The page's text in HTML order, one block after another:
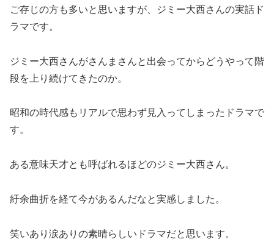
ご存じの方も多いと思いますが、ジミー大西さんの実話ド
ラマです。
ジミー大西さんがさんまさんと出会ってからどうやって階
段を上り続けてきたのか。
昭和の時代感もリアルで思わず見入ってしまったドラマで
す。
ある意味天才とも呼ばれるほどのジミー大西さん。
紆余曲折を経て今があるんだなと実感しました。
笑いあり涙ありの素晴らしいドラマだと思います。